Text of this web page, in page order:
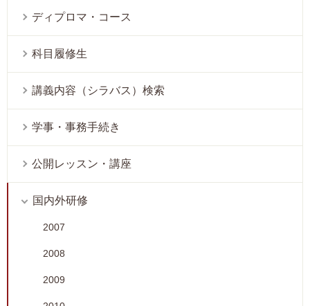
ディプロマ・コース
科目履修生
講義内容（シラバス）検索
学事・事務手続き
公開レッスン・講座
国内外研修
2007
2008
2009